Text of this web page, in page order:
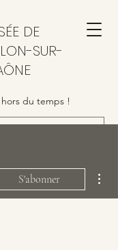
DE
SUR-
du temps !
S'abonner